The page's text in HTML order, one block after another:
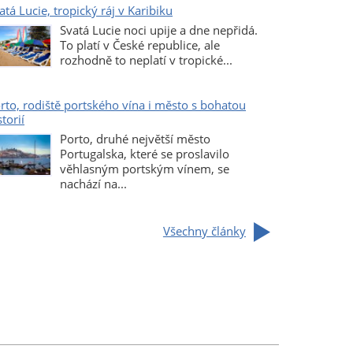
Lucie, tropický ráj v Karibiku
Svatá Lucie noci upije a dne nepřidá.
To platí v České republice, ale
rozhodně to neplatí v tropické...
rodiště portského vína i město s bohatou
Porto, druhé největší město
Portugalska, které se proslavilo
věhlasným portským vínem, se
nachází na...
Všechny články